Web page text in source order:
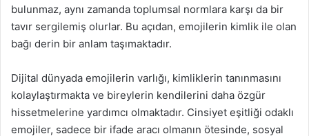
bulunmaz, aynı zamanda toplumsal normlara karşı da bir
tavır sergilemiş olurlar. Bu açıdan, emojilerin kimlik ile olan
bağı derin bir anlam taşımaktadır.
Dijital dünyada emojilerin varlığı, kimliklerin tanınmasını
kolaylaştırmakta ve bireylerin kendilerini daha özgür
hissetmelerine yardımcı olmaktadır. Cinsiyet eşitliği odaklı
emojiler, sadece bir ifade aracı olmanın ötesinde, sosyal